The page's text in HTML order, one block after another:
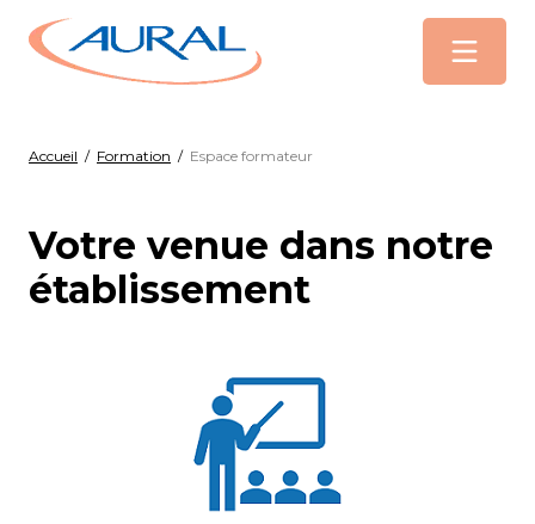
Menu
Accueil / Formation / Espace formateur
Votre venue dans notre
établissement